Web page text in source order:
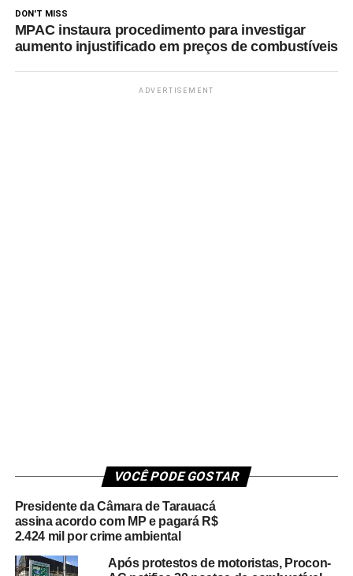
DON'T MISS
MPAC instaura procedimento para investigar
aumento injustificado em preços de combustíveis
ADVERTISEMENT
VOCÊ PODE GOSTAR
Presidente da Câmara de Tarauacá
assina acordo com MP e pagará R$
2.424 mil por crime ambiental
Após protestos de motoristas, Procon-